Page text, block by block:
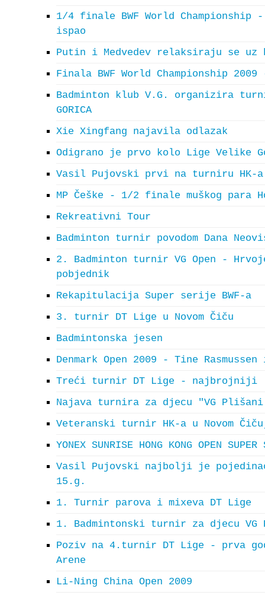
1/4 finale BWF World Championship
ispao
Putin i Medvedev relaksiraju se uz
Finala BWF World Championship
Badminton klub V.G. organizira
GORICA
Xie Xingfang najavila odlazak
Odigrano je prvo kolo Lige Velike
Vasil Pujovski prvi na turniru HK-a
MP Češke - 1/2 finale muškog para
Rekreativni Tour
Badminton turnir povodom Dana
2. Badminton turnir VG Open -
pobjednik
Rekapitulacija Super serije BWF-a
3. turnir DT Lige u Novom Čiču
Badmintonska jesen
Denmark Open 2009 - Tine
Treći turnir DT Lige - najbrojniji
Najava turnira za djecu "VG Plišani
Veteranski turnir HK-a u Novom
YONEX SUNRISE HONG KONG OPEN
Vasil Pujovski najbolji je
15.g.
1. Turnir parova i mixeva DT Lige
1. Badmintonski turnir za djecu VG
Poziv na 4.turnir DT Lige - prva
Arene
Li-Ning China Open 2009